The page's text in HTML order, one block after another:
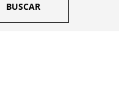
BUSCAR